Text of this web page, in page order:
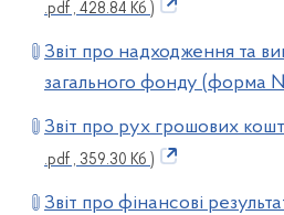
.pdf , 428.84 Кб )
Звіт про надходження та
загального фонду (форма
Звіт про рух грошових
.pdf , 359.30 Кб )
Звіт про фінансові